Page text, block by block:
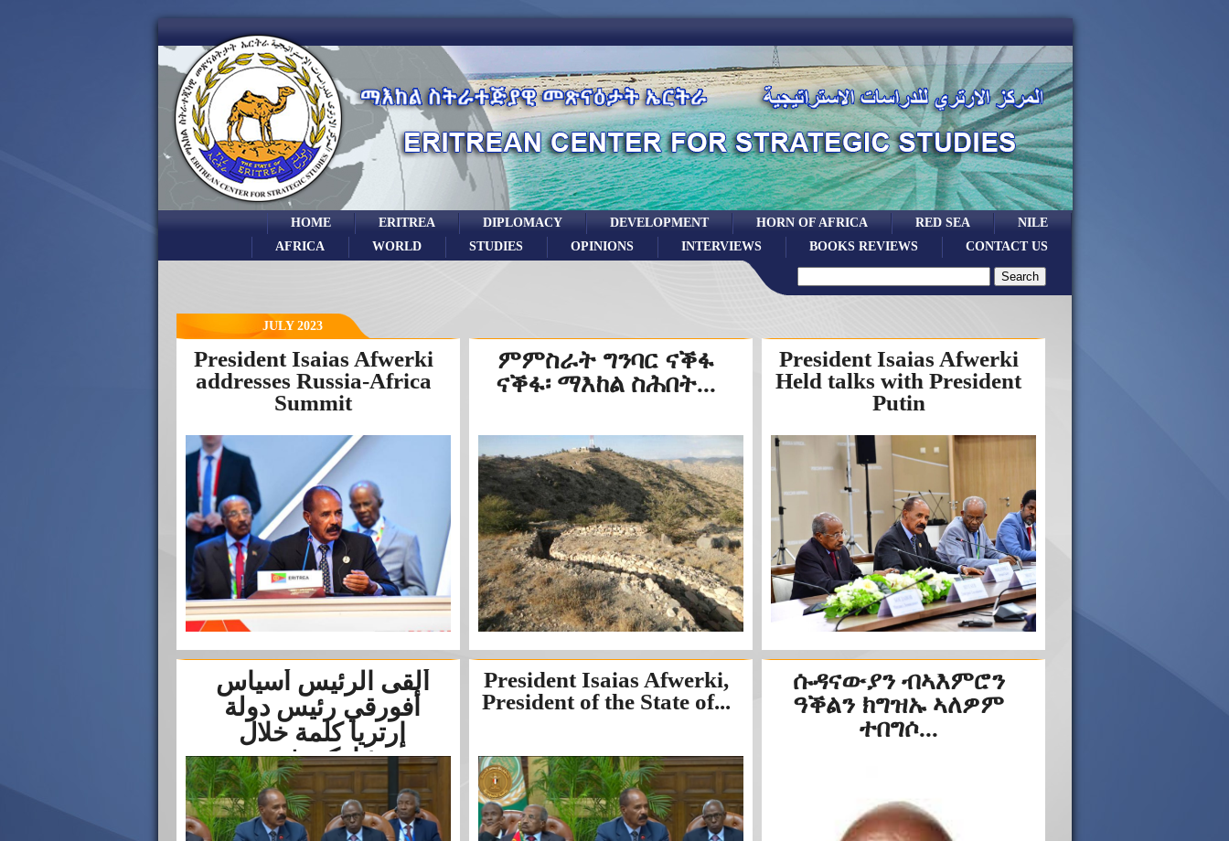
NILE
RED SEA
HORN OF AFRICA
DEVELOPMENT
DIPLOMACY
ERITREA
HOME
CONTACT US
BOOKS REVIEWS
INTERVIEWS
OPINIONS
STUDIES
WORLD
AFRICA
JULY 2023
President Isaias Afwerki
addresses Russia-Africa
Summit
ምምስራት ግንባር ናቕፋ
ናቕፋ፡ ማእከል ስሕበት...
President Isaias Afwerki
Held talks with President
Putin
ألقى الرئيس أسياس
أفورقي رئيس دولة
إرتريا كلمة خلال
مشاركته في...
President Isaias Afwerki,
President of the State of...
ሱዳናውያን ብኣእምሮን
ዓቕልን ክግዝኡ ኣለዎም
ተበግሶ...